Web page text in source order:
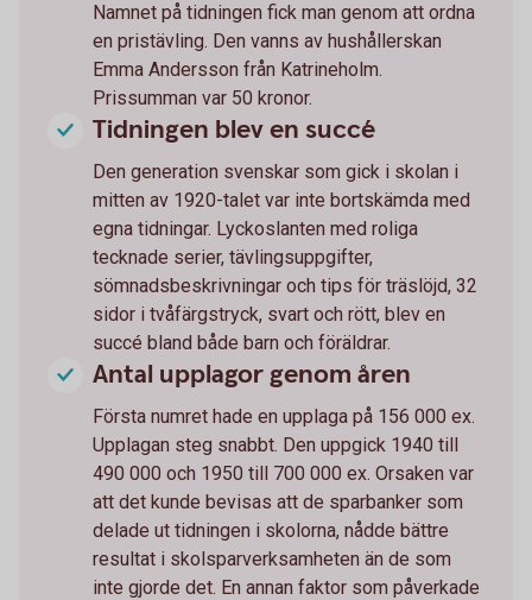
Namnet på tidningen fick man genom att ordna
en pristävling. Den vanns av hushållerskan
Emma Andersson från Katrineholm.
Prissumman var 50 kronor.
Tidningen blev en succé
Den generation svenskar som gick i skolan i
mitten av 1920-talet var inte bortskämda med
egna tidningar. Lyckoslanten med roliga
tecknade serier, tävlingsuppgifter,
sömnadsbeskrivningar och tips för träslöjd, 32
sidor i tvåfärgstryck, svart och rött, blev en
succé bland både barn och föräldrar.
Antal upplagor genom åren
Första numret hade en upplaga på 156 000 ex.
Upplagan steg snabbt. Den uppgick 1940 till
490 000 och 1950 till 700 000 ex. Orsaken var
att det kunde bevisas att de sparbanker som
delade ut tidningen i skolorna, nådde bättre
resultat i skolsparverksamheten än de som
inte gjorde det. En annan faktor som påverkade